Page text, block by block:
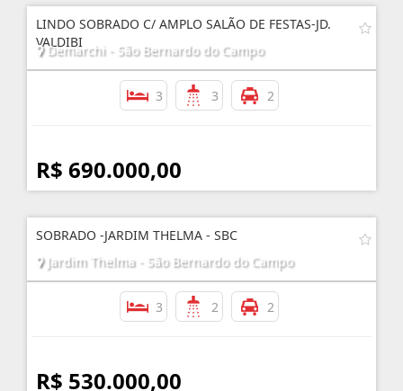
LINDO SOBRADO C/ AMPLO SALÃO DE FESTAS-JD.
VALDIBI
Demarchi - São Bernardo do Campo
3 3 2
R$ 690.000,00
SOBRADO -JARDIM THELMA - SBC
Jardim Thelma - São Bernardo do Campo
3 2 2
R$ 530.000,00